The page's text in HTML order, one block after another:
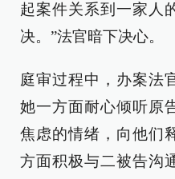
起案件关系到一家人
决。”法官暗下决心。
庭审过程中，办案法
她一方面耐心倾听原
焦虑的情绪，向他们
方面积极与二被告沟